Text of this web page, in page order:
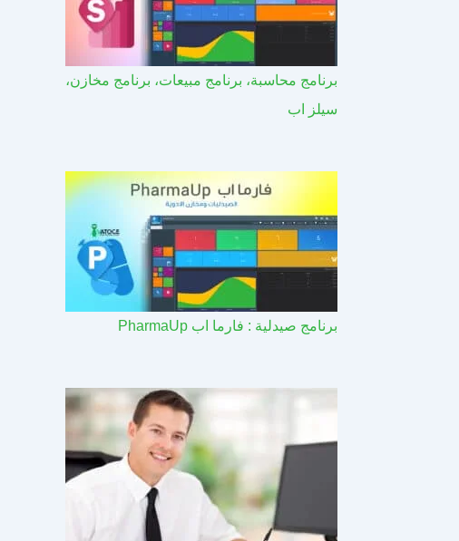
برنامج محاسبة، برنامج مبيعات، برنامج مخازن،
سيلز اب
برنامج صيدلية : فارما اب PharmaUp​